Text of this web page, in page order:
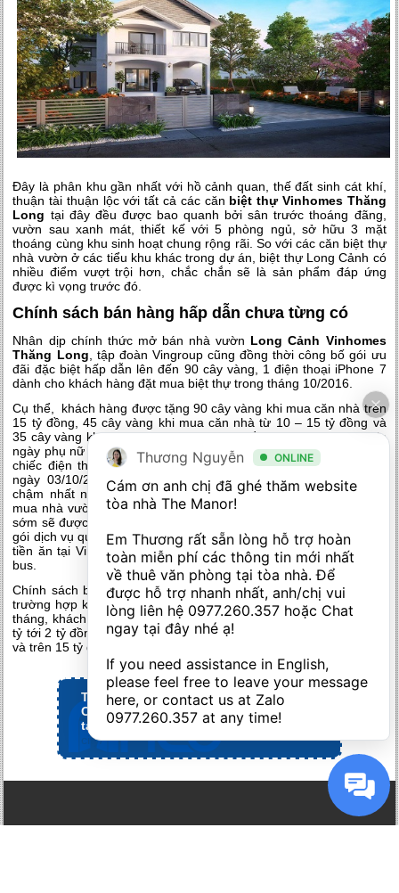
Đây là phân khu gần nhất với hồ cảnh quan, thế đất sinh cát khí,
thuận tài thuận lộc với tất cả các căn biệt thự Vinhomes Thăng
Long tại đây đều được bao quanh bởi sân trước thoáng đãng,
vườn sau xanh mát, thiết kế với 5 phòng ngủ, sở hữu 3 mặt
thoáng cùng khu sinh hoạt chung rộng rãi. So với các căn biệt thự
nhà vườn ở các tiểu khu khác trong dự án, biệt thự Long Cảnh có
nhiều điểm vượt trội hơn, chắc chắn sẽ là sản phẩm đáp ứng
được kì vọng trước đó.
Chính sách bán hàng hấp dẫn chưa từng có
Nhân dịp chính thức mở bán nhà vườn Long Cảnh Vinhomes
Thăng Long , tập đoàn Vingroup cũng đồng thời công bố gói ưu
đãi đặc biệt hấp dẫn lên đến 90 cây vàng, 1 điện thoại iPhone 7
dành cho khách hàng đặt mua biệt thự trong tháng 10/2016.
Cụ thể, khách hàng được tặng 90 cây vàng khi mua căn nhà trên
15 tỷ đồng, 45 cây vàng khi mua căn nhà từ 10 – 15 tỷ đồng và
35 cây vàng khi mua căn nhà dưới 10 tỷ đồng. Đặc biệt, nhân dịp
ngày phụ nữ Việt Nam 20/10, khách hàng sẽ được tặng thêm một
chiếc điện thoại Iphone 7 bản 128GB nếu đặt cọc mua mới từ
ngày 03/10/2016 đến hết ngày 20/10/2016 và ký HĐVV/HĐMB
chậm nhất ngày 31/10/2016. Bên cạnh đó, những khách hàng
mua nhà vườn song lập tại Vinhomes Thăng Long cam kết về ở
sớm sẽ được chủ đầu tư áp dụng gói chính sách quà tặng kèm là
gói dịch vụ quản lý trong vòng 10 năm, tặng 100% tiền học phí và
tiền ăn tại Vinschool trong 3 năm và miễn phí 2 năm dịch vụ xe
bus.
Chính sách bán hàng Vinhomes Thăng Long còn áp dụng trong
trường hợp khách hàng chọn gói vay ưu đãi lãi suất 0% trong 24
tháng, khách hàng sẽ nhận được gói nội thất trị giá từ 800 triệu, 1
tỷ tới 2 tỷ đồng tương ứng với giá trị căn biệt thự 10 tỷ, 10 – 15 tỷ
và trên 15 tỷ đồng.
Tham khảo thông tin mới nhất về Aqua
City
tại:
https://www.novalandagent.com.vn/aqua-
city/
Thương Nguyễn ONLINE
Cám ơn anh chị đã ghé thăm website
tòa nhà The Manor!
Em Thương rất sẵn lòng hỗ trợ hoàn
toàn miễn phí các thông tin mới nhất
về thuê văn phòng tại tòa nhà. Để
được hỗ trợ nhanh nhất, anh/chị vui
lòng liên hệ 0977.260.357 hoặc Chat
ngay tại đây nhé ạ!
If you need assistance in English,
please feel free to leave your message
0977.260.357 at any time!